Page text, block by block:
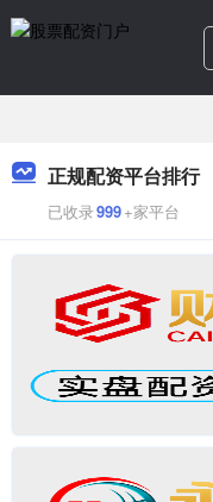
正规配资平台排行
已收录999+家平台